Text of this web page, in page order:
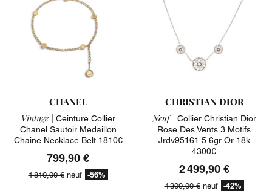
CHANEL
Vintage | Ceinture Collier
Chanel Sautoir Medaillon
Chaine Necklace Belt 1810€
799,90 €
1 810,00 €neuf -56%
CHRISTIAN DIOR
Neuf | Collier Christian Dior
Rose Des Vents 3 Motifs
Jrdv95161 5.6gr Or 18k
4300€
2 499,90 €
4 300,00 €neuf -42%